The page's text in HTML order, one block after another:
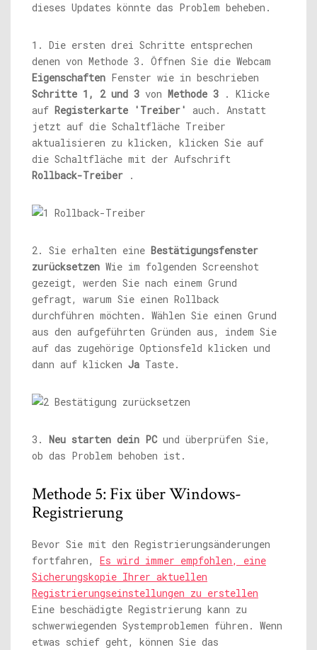
dieses Updates könnte das Problem beheben.
1. Die ersten drei Schritte entsprechen
denen von Methode 3. Öffnen Sie die Webcam
Eigenschaften Fenster wie in beschrieben
Schritte 1, 2 und 3 von Methode 3 . Klicke
auf Registerkarte 'Treiber' auch. Anstatt
jetzt auf die Schaltfläche Treiber
aktualisieren zu klicken, klicken Sie auf
die Schaltfläche mit der Aufschrift
Rollback-Treiber .
2. Sie erhalten eine Bestätigungsfenster
zurücksetzen Wie im folgenden Screenshot
gezeigt, werden Sie nach einem Grund
gefragt, warum Sie einen Rollback
durchführen möchten. Wählen Sie einen Grund
aus den aufgeführten Gründen aus, indem Sie
auf das zugehörige Optionsfeld klicken und
dann auf klicken Ja Taste.
3. Neu starten dein PCund überprüfen Sie,
ob das Problem behoben ist.
Methode 5: Fix über Windows-
Registrierung
Bevor Sie mit den Registrierungsänderungen
fortfahren, Es wird immer empfohlen, eine
Sicherungskopie Ihrer aktuellen
Registrierungseinstellungen zu erstellen
Eine beschädigte Registrierung kann zu
schwerwiegenden Systemproblemen führen. Wenn
etwas schief geht, können Sie das